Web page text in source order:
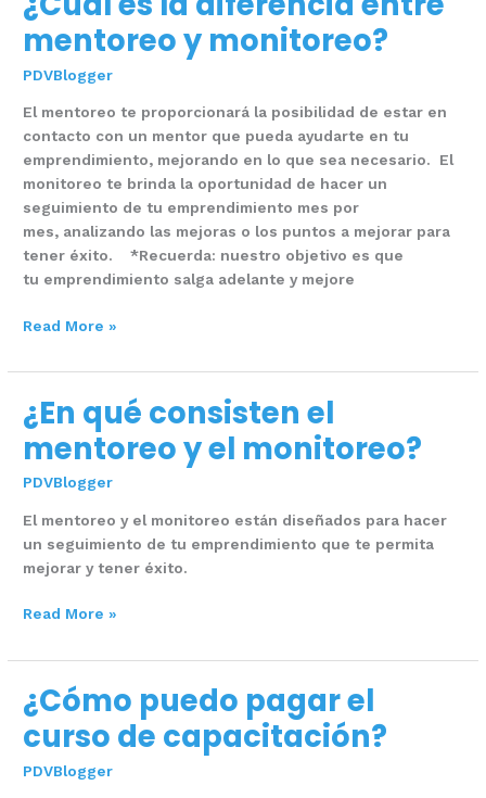
mentoreo y monitoreo?
PDVBlogger
El mentoreo te proporcionará la posibilidad de estar en
contacto con un mentor que pueda ayudarte en tu
emprendimiento, mejorando en lo que sea necesario. El
monitoreo te brinda la oportunidad de hacer un
seguimiento de tu emprendimiento mes por
mes, analizando las mejoras o los puntos a mejorar para
tener éxito. *Recuerda: nuestro objetivo es que
tu emprendimiento salga adelante y mejore
es
la
diferencia
mentoreo
y
monitoreo?
Read More »
¿En qué consisten el
mentoreo y el monitoreo?
PDVBlogger
El mentoreo y el monitoreo están diseñados para hacer
un seguimiento de tu emprendimiento que te permita
mejorar y tener éxito.
¿En
qué
consisten
el
y
el
monitoreo?
Read More »
¿Cómo puedo pagar el
curso de capacitación?
PDVBlogger
¿Cómo
puedo
pagar
el